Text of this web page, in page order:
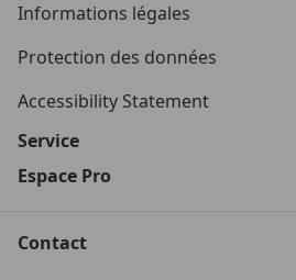
Informations légales
Protection des données
Accessibility Statement
Service
Espace Pro
Contact